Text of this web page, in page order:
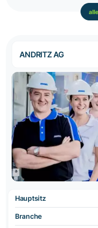
ANDRITZ AG
Hauptsitz
Branche